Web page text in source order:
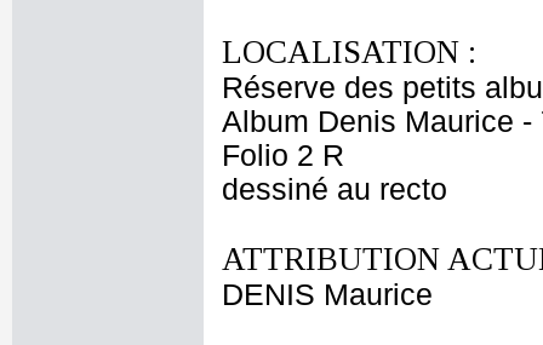
LOCALISATION :
Réserve des petits
Album Denis Maurice -
Folio 2 R
dessiné au recto
ATTRIBUTION
DENIS Maurice